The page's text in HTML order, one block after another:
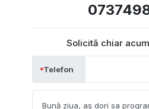
Solicită chiar
Telefon